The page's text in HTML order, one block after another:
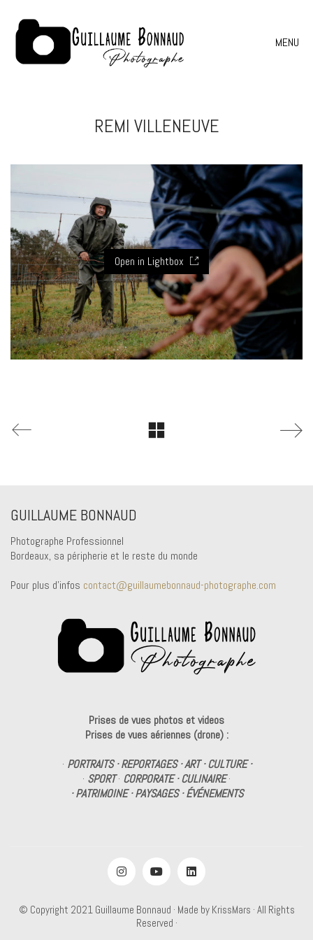
MENU
REMI VILLENEUVE
Open in Lightbox
GUILLAUME BONNAUD
Photographe Professionnel
Bordeaux, sa péripherie et le reste du monde
Pour plus d'infos contact@guillaumebonnaud-photographe.com
Prises de vues photos et videos
Prises de vues aériennes (drone) :
· PORTRAITS · REPORTAGES · ART · CULTURE ·
· SPORT· CORPORATE · CULINAIRE·
· PATRIMOINE · PAYSAGES · ÉVÉNEMENTS
© Copyright 2021 Guillaume Bonnaud · Made by KrissMars · All Rights
Reserved ·